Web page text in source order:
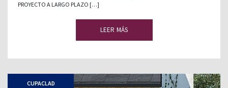
PROYECTO A LARGO PLAZO […]
LEER MÁS
CUPACLAD